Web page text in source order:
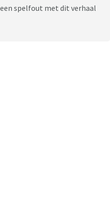
spelfout met dit verhaal